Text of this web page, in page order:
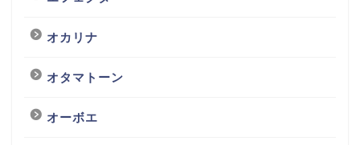
オカリナ
オタマトーン
オーボエ